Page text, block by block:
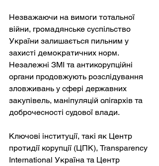
Незважаючи на вимоги тотальної
війни, громадянське суспільство
України залишається пильним у
захисті демократичних норм.
Незалежні ЗМІ та антикорупційні
органи продовжують розслідування
зловживань у сфері державних
закупівель, маніпуляцій олігархів та
доброчесності судової влади.
Ключові інституції, такі як Центр
протидії корупції (ЦПК), Transparency
International Україна та Центр